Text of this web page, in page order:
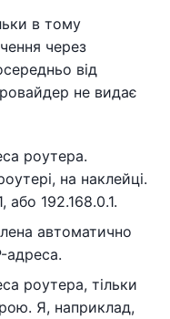
в тому
через
від
не видає
роутера.
на наклейці.
або 192.168.0.1.
​​автоматично
адреса.
роутера, тільки
Я, наприклад,